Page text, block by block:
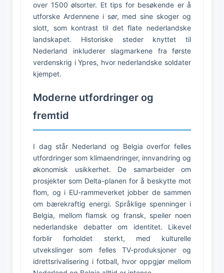
over 1500 ølsorter. Et tips for besøkende er å
utforske Ardennene i sør, med sine skoger og
slott, som kontrast til det flate nederlandske
landskapet. Historiske steder knyttet til
Nederland inkluderer slagmarkene fra første
verdenskrig i Ypres, hvor nederlandske soldater
kjempet.
Moderne utfordringer og
fremtid
I dag står Nederland og Belgia overfor felles
utfordringer som klimaendringer, innvandring og
økonomisk usikkerhet. De samarbeider om
prosjekter som Delta-planen for å beskytte mot
flom, og i EU-rammeverket jobber de sammen
om bærekraftig energi. Språklige spenninger i
Belgia, mellom flamsk og fransk, speiler noen
nederlandske debatter om identitet. Likevel
forblir forholdet sterkt, med kulturelle
utvekslinger som felles TV-produksjoner og
idrettsrivalisering i fotball, hvor oppgjør mellom